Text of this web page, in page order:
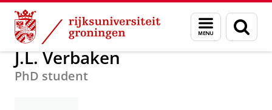
Skip
Content
Skip
Navigation
Menu
en
zoeken
Over ons J.L. Verbaken
J.L. Verbaken
PhD student